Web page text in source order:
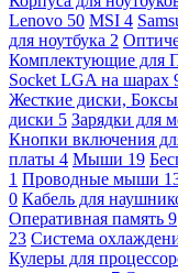
Lenovo 50 MSI 4
для ноутбука 2
Комплектующие для
Socket LGA на шарах
Жесткие диски, Боксы
диски 5 Зарядки для
Кнопки включения
платы 4 Мыши 19
1 Проводные мыши
0 Кабель для
Оперативная память 9
23 Система
Кулеры для